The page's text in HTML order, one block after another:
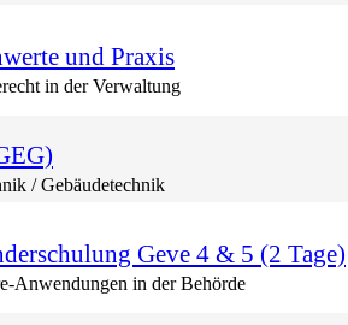
und Praxis
in der Verwaltung
/ Gebäudetechnik
Geve 4 & 5 (2 Tage)
Anwendungen in der Behörde